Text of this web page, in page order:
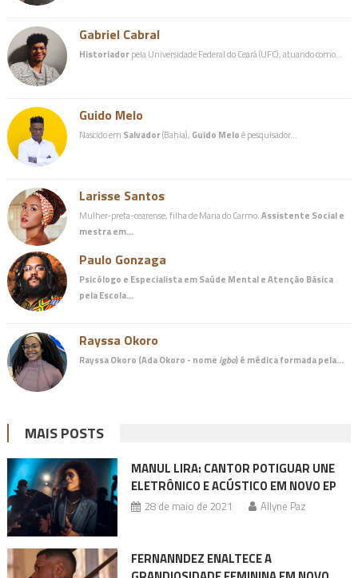
Gabriel Cabral
Historiadorpela Universidade Federal do Ceará (UFC), atuando como…
Guido Melo
Nascido em Salvador(Bahia), Guido Meloé pesquisador…
Larisse Santos
Mulher-preta-cearense, filha de Maria do Carmo.Assistente Social e
mestra em…
Paulo Gonzaga
Psicólogo e Especialista em Saúde Mental e Atenção Básica
pela Escola…
Rayssa Okoro
Rayssa Okoro (Ada Okoro - nome igbo) é médicaformada pela…
MAIS POSTS
MANUL LIRA: CANTOR POTIGUAR UNE
ELETRÔNICO E ACÚSTICO EM NOVO EP
28 de maio de 2021 Allyne Paz
FERNANNDEZ ENALTECE A